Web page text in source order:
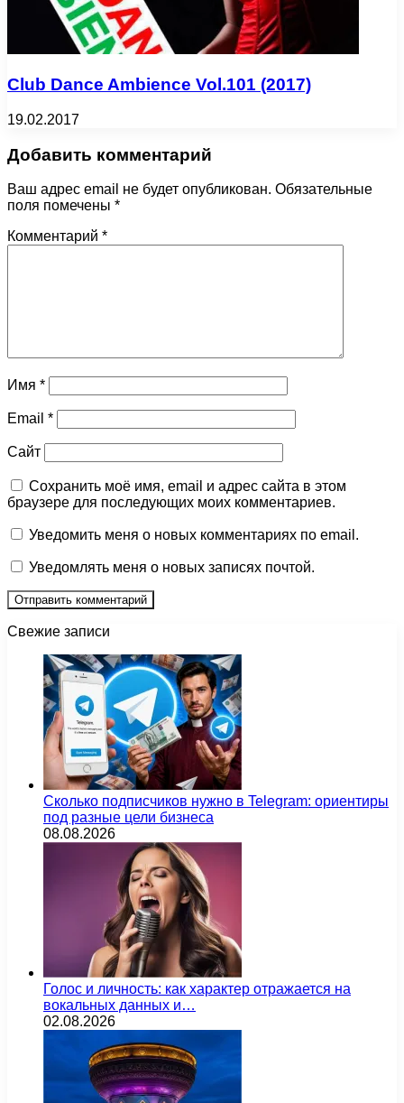
Club Dance Ambience Vol.101 (2017)
19.02.2017
Добавить комментарий
Ваш адрес email не будет опубликован. Обязательные
поля помечены *
Комментарий *
Имя *
Email *
Сайт
Сохранить моё имя, email и адрес сайта в этом
браузере для последующих моих комментариев.
Уведомить меня о новых комментариях по email.
Уведомлять меня о новых записях почтой.
Свежие записи
Сколько подписчиков нужно в Telegram: ориентиры
под разные цели бизнеса
08.08.2026
Голос и личность: как характер отражается на
вокальных данных и…
02.08.2026